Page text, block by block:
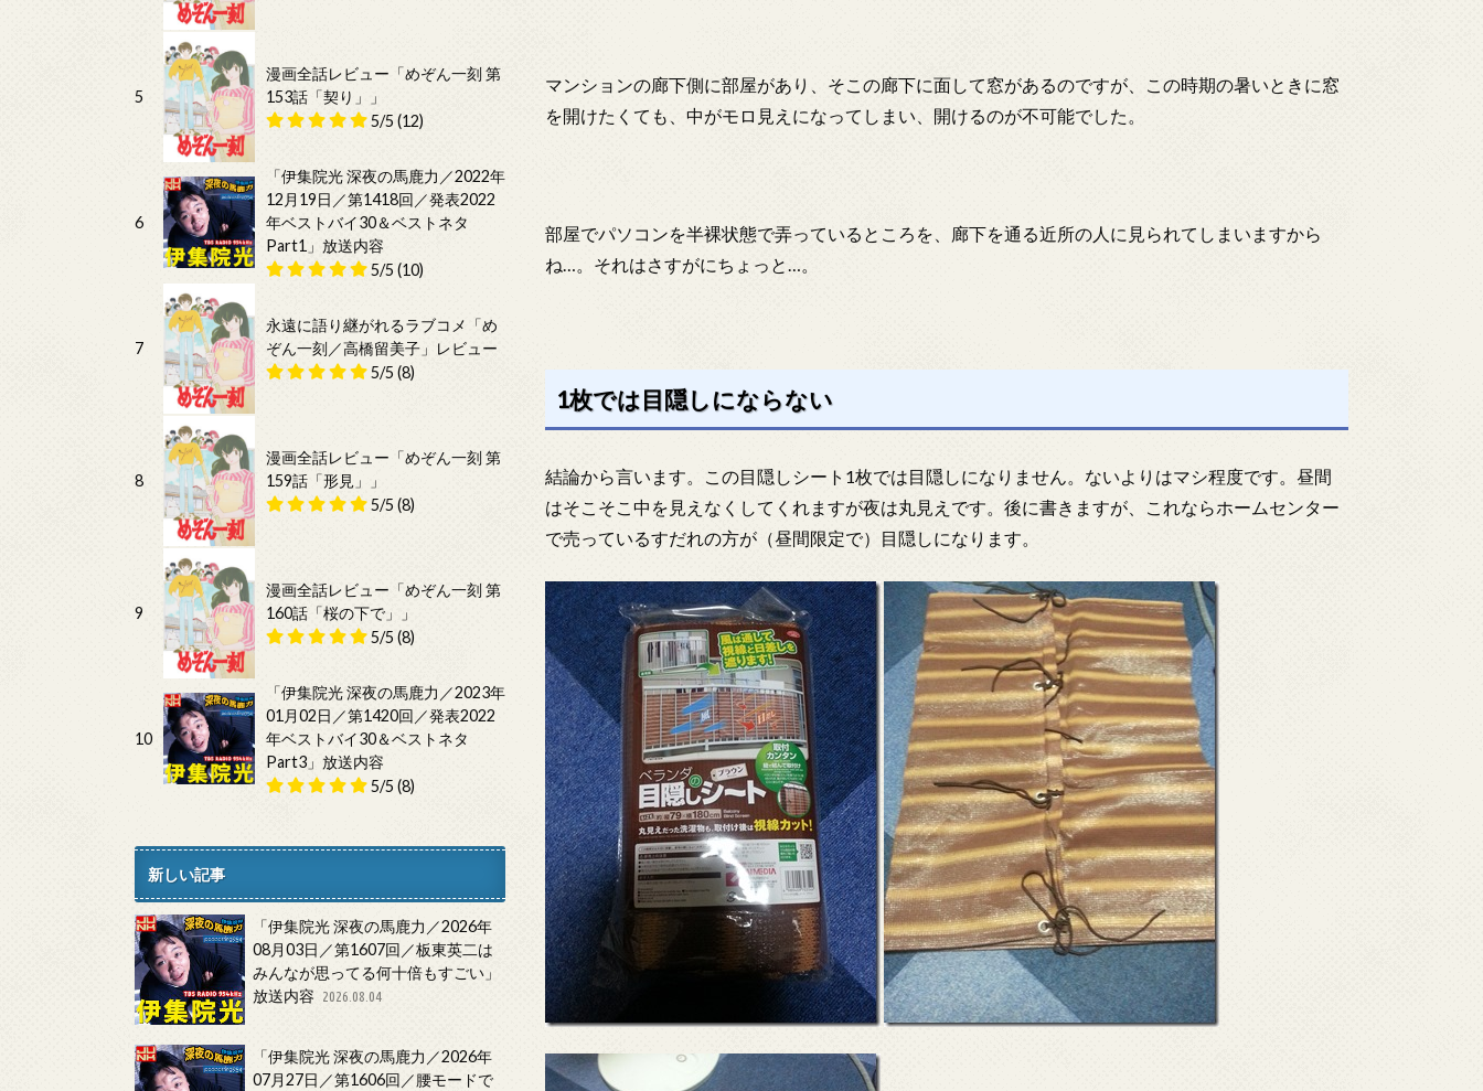
マンションの廊下側に部屋があり、そこの廊下に面して窓があるのですが、この時期の暑いときに窓
を開けたくても、中がモロ見えになってしまい、開けるのが不可能でした。
部屋でパソコンを半裸状態で弄っているところを、廊下を通る近所の人に見られてしまいますから
ね…。それはさすがにちょっと…。
1枚では目隠しにならない
結論から言います。この目隠しシート1枚では目隠しになりません。ないよりはマシ程度です。昼間
はそこそこ中を見えなくしてくれますが夜は丸見えです。後に書きますが、これならホームセンター
で売っているすだれの方が（昼間限定で）目隠しになります。
5
漫画全話レビュー「めぞん一刻 第
153話「契り」」
5/5 (12)
6
「伊集院光 深夜の馬鹿力／2022年
12月19日／第1418回／発表2022
年ベストバイ30＆ベストネタ
Part1」放送内容
5/5 (10)
7
永遠に語り継がれるラブコメ「め
ぞん一刻／高橋留美子」レビュー
5/5 (8)
8
漫画全話レビュー「めぞん一刻 第
159話「形見」」
5/5 (8)
9
漫画全話レビュー「めぞん一刻 第
160話「桜の下で」」
5/5 (8)
10
「伊集院光 深夜の馬鹿力／2023年
01月02日／第1420回／発表2022
年ベストバイ30＆ベストネタ
Part3」放送内容
5/5 (8)
新しい記事
「伊集院光 深夜の馬鹿力／2026年
08月03日／第1607回／板東英二は
みんなが思ってる何十倍もすごい」
放送内容
2026.08.04
「伊集院光 深夜の馬鹿力／2026年
07月27日／第1606回／腰モードで